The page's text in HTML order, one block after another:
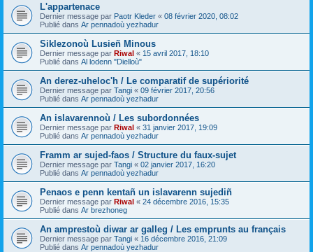
L'appartenace
Dernier message par Paotr Kleder « 08 février 2020, 08:02
Publié dans Ar pennadoù yezhadur
Siklezonoù Lusieñ Minous
Dernier message par Riwal « 15 avril 2017, 18:10
Publié dans Al lodenn "Dielloù"
An derez-uheloc'h / Le comparatif de supériorité
Dernier message par Tangi « 09 février 2017, 20:56
Publié dans Ar pennadoù yezhadur
An islavarennoù / Les subordonnées
Dernier message par Riwal « 31 janvier 2017, 19:09
Publié dans Ar pennadoù yezhadur
Framm ar sujed-faos / Structure du faux-sujet
Dernier message par Tangi « 02 janvier 2017, 16:20
Publié dans Ar pennadoù yezhadur
Penaos e penn kentañ un islavarenn sujediñ
Dernier message par Riwal « 24 décembre 2016, 15:35
Publié dans Ar brezhoneg
An amprestoù diwar ar galleg / Les emprunts au français
Dernier message par Tangi « 16 décembre 2016, 21:09
Publié dans Ar pennadoù yezhadur